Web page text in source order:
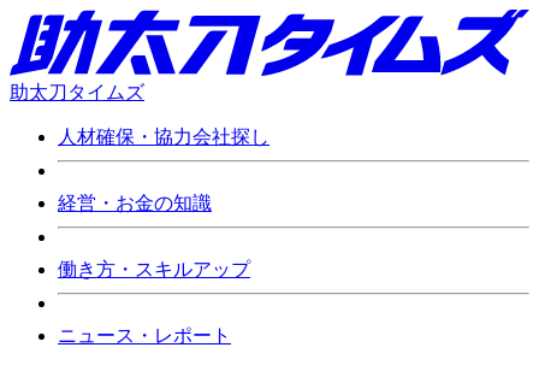
助太刀タイムズ
人材確保・協力会社探し
経営・お金の知識
働き方・スキルアップ
ニュース・レポート